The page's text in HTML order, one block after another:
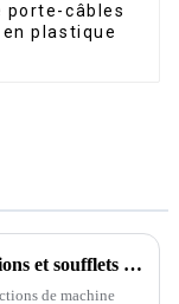
porte-câbles
en plastique
Protections et soufflets de voies de machine
de machine